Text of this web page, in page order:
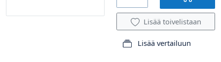
Lisää toivelistaan
Lisää vertailuun